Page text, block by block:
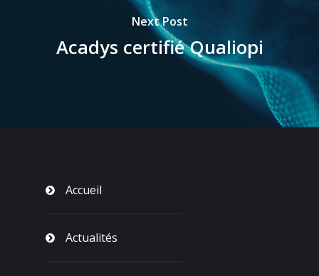
Next Post
Acadys certifié Qualiopi
Accueil
Actualités